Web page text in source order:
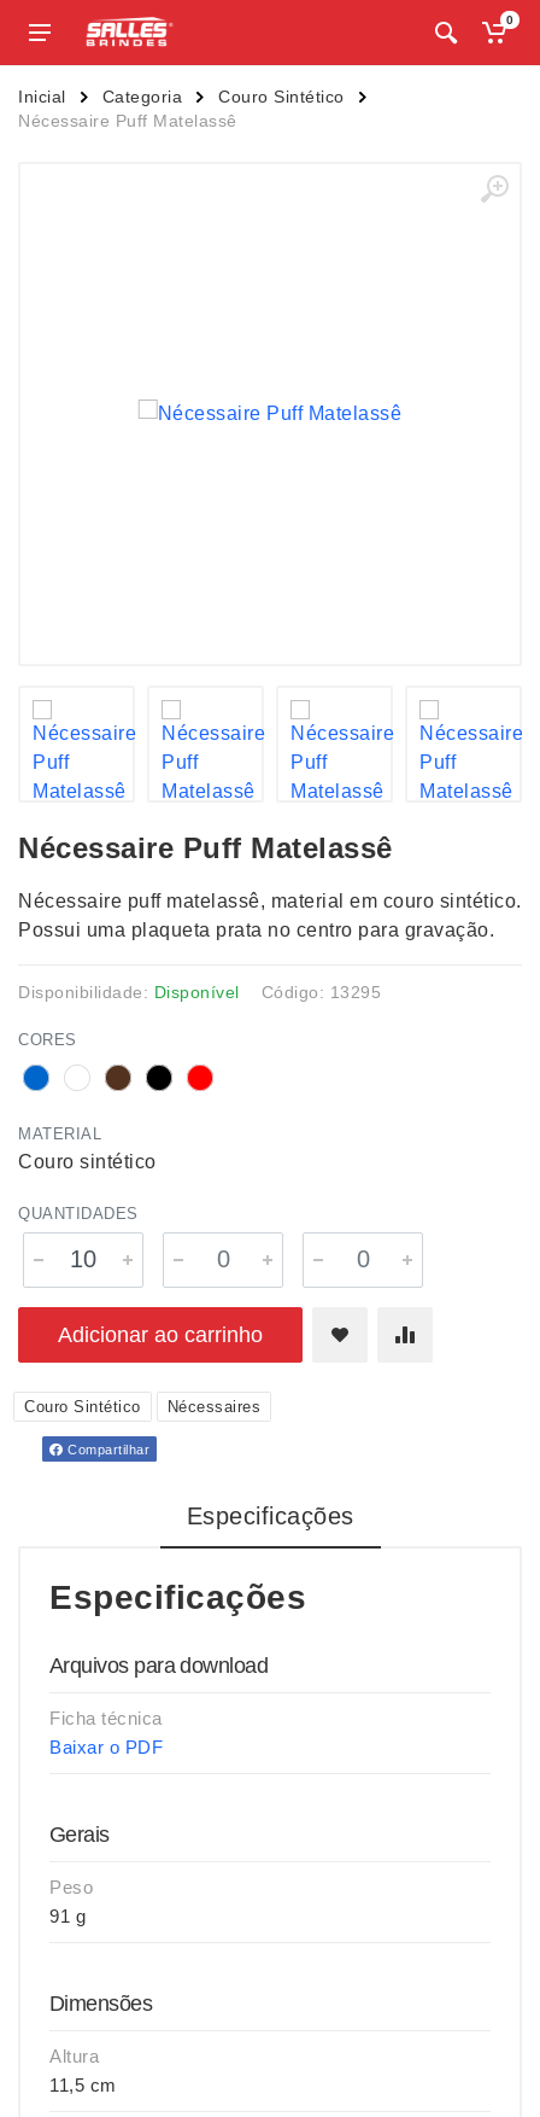
0
Inicial Categoria
Couro Sintético
Nécessaire Puff Matelassê
Nécessaire Puff Matelassê
Nécessaire puff matelassê, material em couro sintético.
Possui uma plaqueta prata no centro para gravação.
Disponibilidade: Disponível Código: 13295
CORES
MATERIAL
Couro sintético
QUANTIDADES
Adicionar ao carrinho
Couro Sintético Nécessaires
Compartilhar
Especificações
Especificações
Arquivos para download
Ficha técnica
Baixar o PDF
Gerais
Peso
91 g
Dimensões
Altura
11,5 cm